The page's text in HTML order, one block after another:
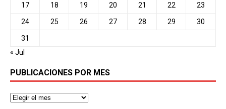
17 18 19 20 21 22 23
24 25 26 27 28 29 30
31
« Jul
PUBLICACIONES POR MES